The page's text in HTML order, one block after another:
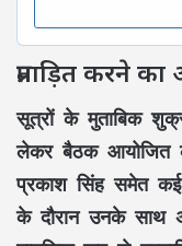
प्रताड़ित करने
सूत्रों के मुताबिक
लेकर बैठक आयोजित
प्रकाश सिंह समेत
के दौरान उनके साथ